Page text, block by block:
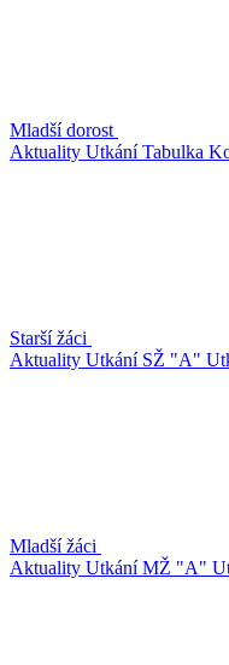
Mladší dorost
Aktuality UtkáníTabulka
Starší žáci
Aktuality Utkání SŽ "A"
Mladší žáci
Aktuality Utkání MŽ "A"